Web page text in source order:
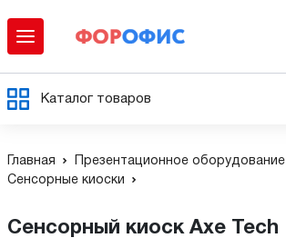
Каталог товаров
Главная
Презентационное оборудование
Сенсорные киоски
Сенсорный киоск Axe Tech